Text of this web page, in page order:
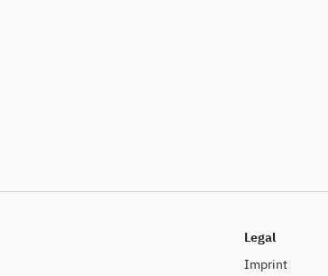
Legal
Imprint